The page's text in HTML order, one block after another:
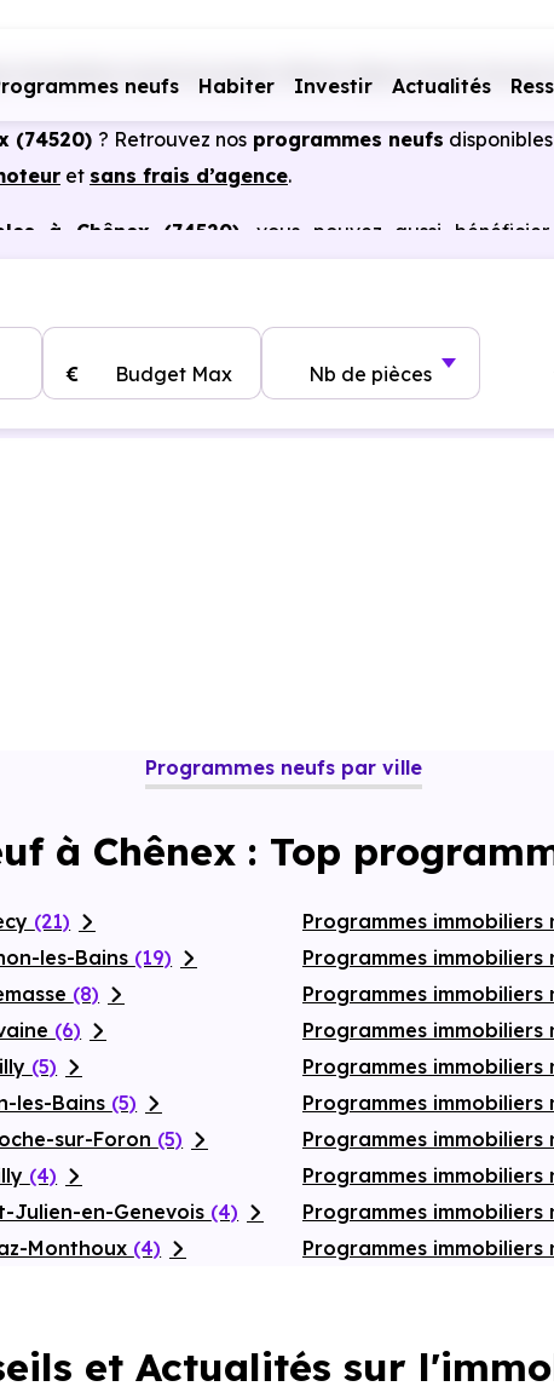
neufs Habiter Investir Actualités
immobiliers neufs Auvergne-Rhône-Alpes Haute-Savoie
(74520) ? Retrouvez nos programmes neufs
et sans frais d’agence.
à Chênex (74520) , vous pouvez aussi
Budget Max
€ Nb de pièces
Programmes neufs par ville
à Chênex : Top
(21)
les-Bains (19)
(8)
(6)
(5)
les-Bains (5)
sur-Foron (5)
(4)
Julien-en-Genevois (4)
Monthoux (4)
Programmes immobiliers
Programmes immobiliers
Programmes immobiliers
Programmes immobiliers
Programmes immobiliers
Programmes immobiliers
Programmes immobiliers
Programmes
Programmes immobiliers
Programmes immobiliers
et Actualités sur